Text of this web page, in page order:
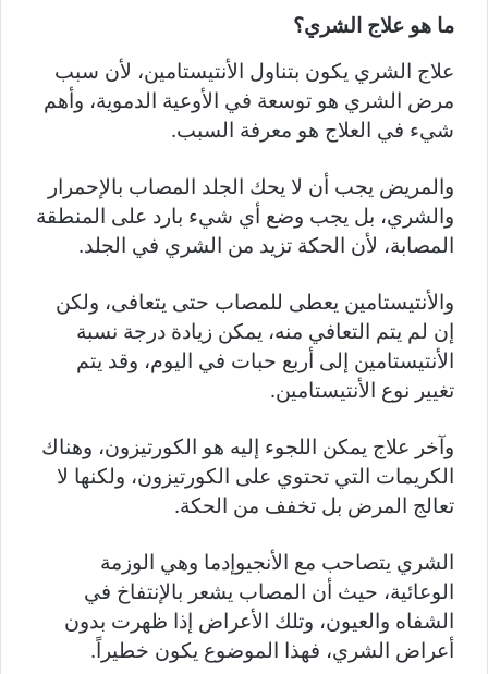
ما هو علاج الشري؟
علاج الشري يكون بتناول الأنتيستامين، لأن سبب
مرض الشري هو توسعة في الأوعية الدموية، وأهم
شيء في العلاج هو معرفة السبب.
والمريض يجب أن لا يحك الجلد المصاب بالإحمرار
والشري، بل يجب وضع أي شيء بارد على المنطقة
المصابة، لأن الحكة تزيد من الشري في الجلد.
والأنتيستامين يعطى للمصاب حتى يتعافى، ولكن
إن لم يتم التعافي منه، يمكن زيادة درجة نسبة
الأنتيستامين إلى أربع حبات في اليوم، وقد يتم
تغيير نوع الأنتيستامين.
وآخر علاج يمكن اللجوء إليه هو الكورتيزون، وهناك
الكريمات التي تحتوي على الكورتيزون، ولكنها لا
تعالج المرض بل تخفف من الحكة.
الشري يتصاحب مع الأنجيوإدما وهي الوزمة
الوعائية، حيث أن المصاب يشعر بالإنتفاخ في
الشفاه والعيون، وتلك الأعراض إذا ظهرت بدون
أعراض الشري، فهذا الموضوع يكون خطيراً.